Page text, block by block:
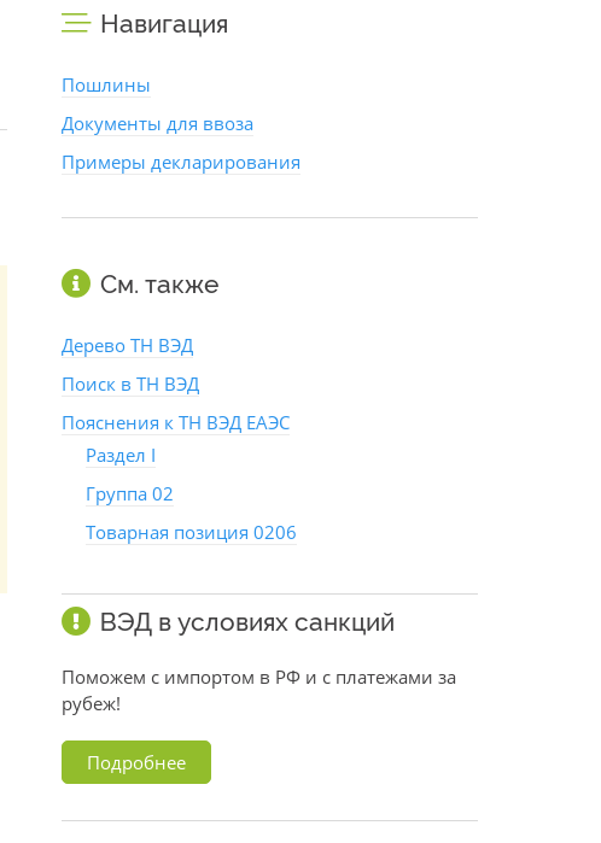
Навигация
Пошлины
Документы для ввоза
Примеры декларирования
См. также
Дерево ТН ВЭД
Поиск в ТН ВЭД
Пояснения к ТН ВЭД ЕАЭС
Раздел I
Группа 02
Товарная позиция 0206
ВЭД в условиях санкций
Поможем с импортом в РФ и с платежами за
рубеж!
Подробнее